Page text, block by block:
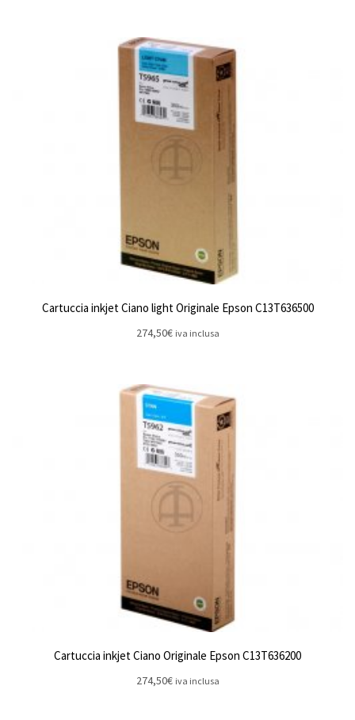
Cartuccia inkjet Ciano light Originale Epson C13T636500
274,50€ iva inclusa
Cartuccia inkjet Ciano Originale Epson C13T636200
274,50€ iva inclusa